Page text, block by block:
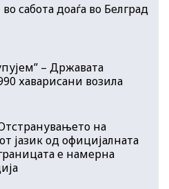
сабота доаѓа во Белград
– Државата
хаварисани возила
на
јазик од официјалната
е намерна